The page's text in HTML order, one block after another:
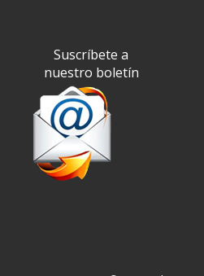
Suscríbete a
nuestro boletín